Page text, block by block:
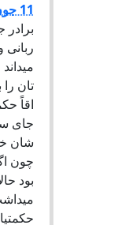
11 جون 2007, 21:42
تان
اقاً
جای
شان
چون
بود